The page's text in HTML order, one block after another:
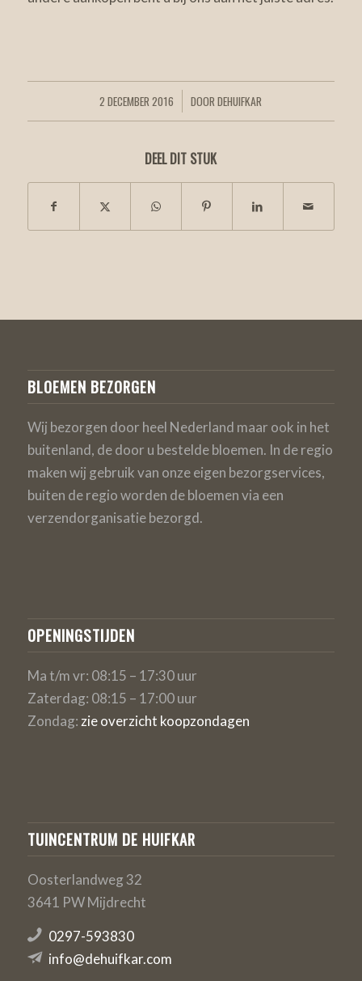
2 DECEMBER 2016
/ DOORDEHUIFKAR
DEEL DIT STUK
BLOEMEN BEZORGEN
Wij bezorgen door heel Nederland maar ook in het
buitenland, de door u bestelde bloemen. In de regio
maken wij gebruik van onze eigen bezorgservices,
buiten de regio worden de bloemen via een
verzendorganisatie bezorgd.
OPENINGSTIJDEN
Ma t/m vr: 08:15 – 17:30 uur
Zaterdag: 08:15 – 17:00 uur
Zondag:zie overzicht koopzondagen
TUINCENTRUM DE HUIFKAR
Oosterlandweg 32
3641 PW Mijdrecht
0297-593830
info@dehuifkar.com